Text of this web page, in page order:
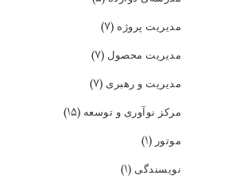
مدیریت پروژه (۷)
مدیریت محصول (۷)
مدیریت و رهبری (۷)
مرکز نوآوری و توسعه (۱۵)
موتور (۱)
نویسندگی (۱)